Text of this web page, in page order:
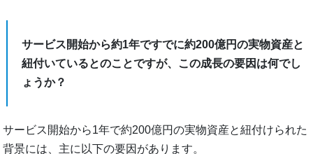
サービス開始から約1年ですでに約200億円の実物資産と
紐付いているとのことですが、この成長の要因は何でし
ょうか？
サービス開始から1年で約200億円の実物資産と紐付けられた
背景には、主に以下の要因があります。